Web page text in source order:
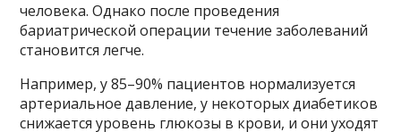
человека. Однако после проведения
бариатрической операции течение заболеваний
становится легче.
Например, у 85–90% пациентов нормализуется
артериальное давление, у некоторых диабетиков
снижается уровень глюкозы в крови, и они уходят